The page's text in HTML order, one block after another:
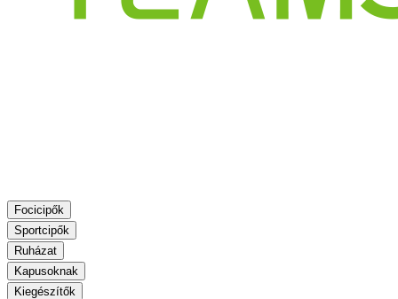
Focicipők
Sportcipők
Ruházat
Kapusoknak
Kiegészítők